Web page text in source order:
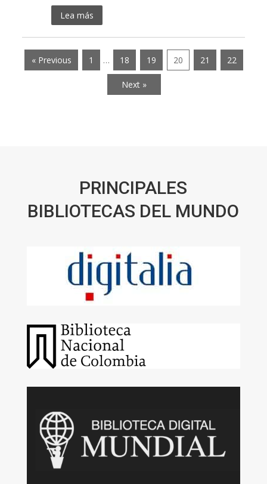
Lea más
« Previous 1 … 18 19 20 21 22
Next »
PRINCIPALES
BIBLIOTECAS DEL MUNDO